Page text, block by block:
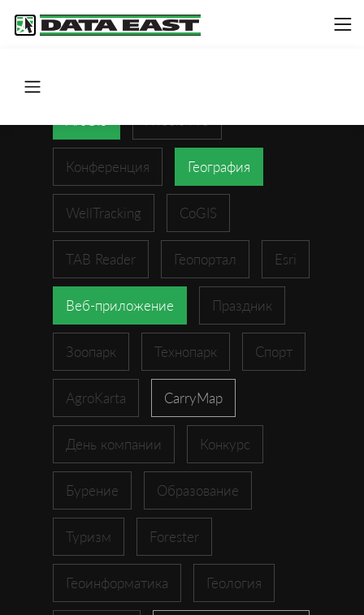
Конференция География
WellTracking CoGIS
TAB Reader Геопортал Esri
Веб-приложение Праздник
Зоопарк Технопарк Спорт
AgroKarta CarryMap
День компании Конкурс
Бурение Образование
Туризм Forester
Геоинформатика Геология